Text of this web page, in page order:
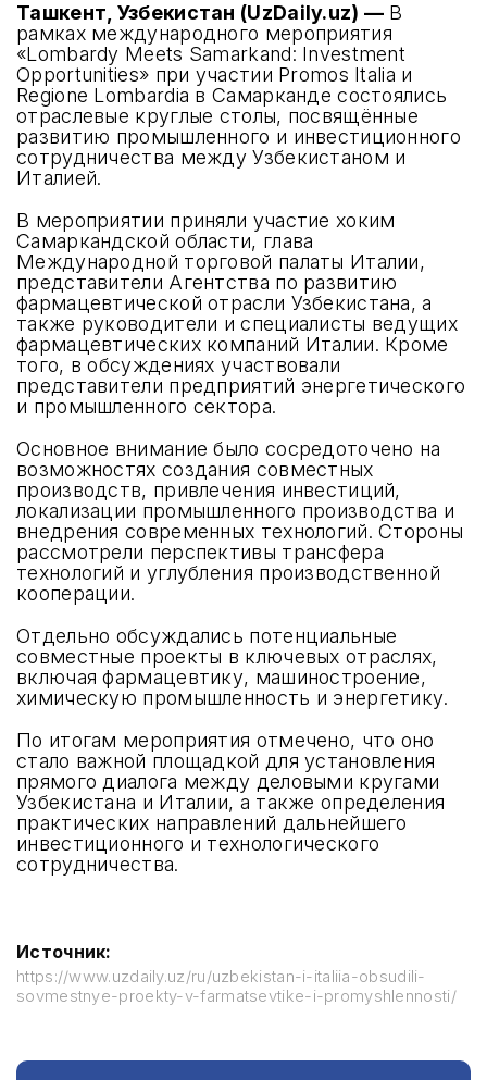
Ташкент, Узбекистан (UzDaily.uz) — В
рамках международного мероприятия
«Lombardy Meets Samarkand: Investment
Opportunities» при участии Promos Italia и
Regione Lombardia в Самарканде состоялись
отраслевые круглые столы, посвящённые
развитию промышленного и инвестиционного
сотрудничества между Узбекистаном и
Италией.
В мероприятии приняли участие хоким
Самаркандской области, глава
Международной торговой палаты Италии,
представители Агентства по развитию
фармацевтической отрасли Узбекистана, а
также руководители и специалисты ведущих
фармацевтических компаний Италии. Кроме
того, в обсуждениях участвовали
представители предприятий энергетического
и промышленного сектора.
Основное внимание было сосредоточено на
возможностях создания совместных
производств, привлечения инвестиций,
локализации промышленного производства и
внедрения современных технологий. Стороны
рассмотрели перспективы трансфера
технологий и углубления производственной
кооперации.
Отдельно обсуждались потенциальные
совместные проекты в ключевых отраслях,
включая фармацевтику, машиностроение,
химическую промышленность и энергетику.
По итогам мероприятия отмечено, что оно
стало важной площадкой для установления
прямого диалога между деловыми кругами
Узбекистана и Италии, а также определения
практических направлений дальнейшего
инвестиционного и технологического
сотрудничества.
Источник:
https://www.uzdaily.uz/ru/uzbekistan-i-italiia-obsudili-
sovmestnye-proekty-v-farmatsevtike-i-promyshlennosti/